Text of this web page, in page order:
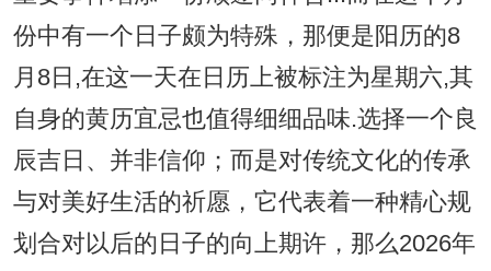
份中有一个日子颇为特殊，那便是阳历的8
月8日,在这一天在日历上被标注为星期六,其
自身的黄历宜忌也值得细细品味.选择一个良
辰吉日、并非信仰；而是对传统文化的传承
与对美好生活的祈愿，它代表着一种精心规
划合对以后的日子的向上期许，那么2026年